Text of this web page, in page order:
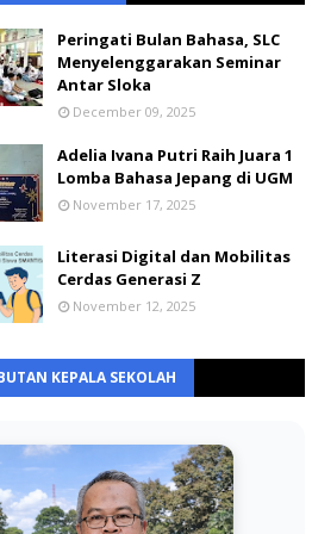
Peringati Bulan Bahasa, SLC
Menyelenggarakan Seminar
Antar Sloka
December 09, 2025
Adelia Ivana Putri Raih Juara 1
Lomba Bahasa Jepang di UGM
November 17, 2025
Literasi Digital dan Mobilitas
Cerdas Generasi Z
November 12, 2025
KEPALA SEKOLAH